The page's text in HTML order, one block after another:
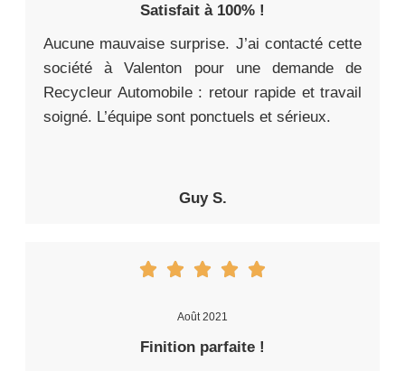
Satisfait à 100% !
Aucune mauvaise surprise. J’ai contacté cette
société à Valenton pour une demande de
Recycleur Automobile : retour rapide et travail
soigné. L’équipe sont ponctuels et sérieux.
Guy S.
Août 2021
Finition parfaite !